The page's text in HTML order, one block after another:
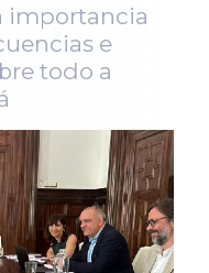
importancia
e
todo a